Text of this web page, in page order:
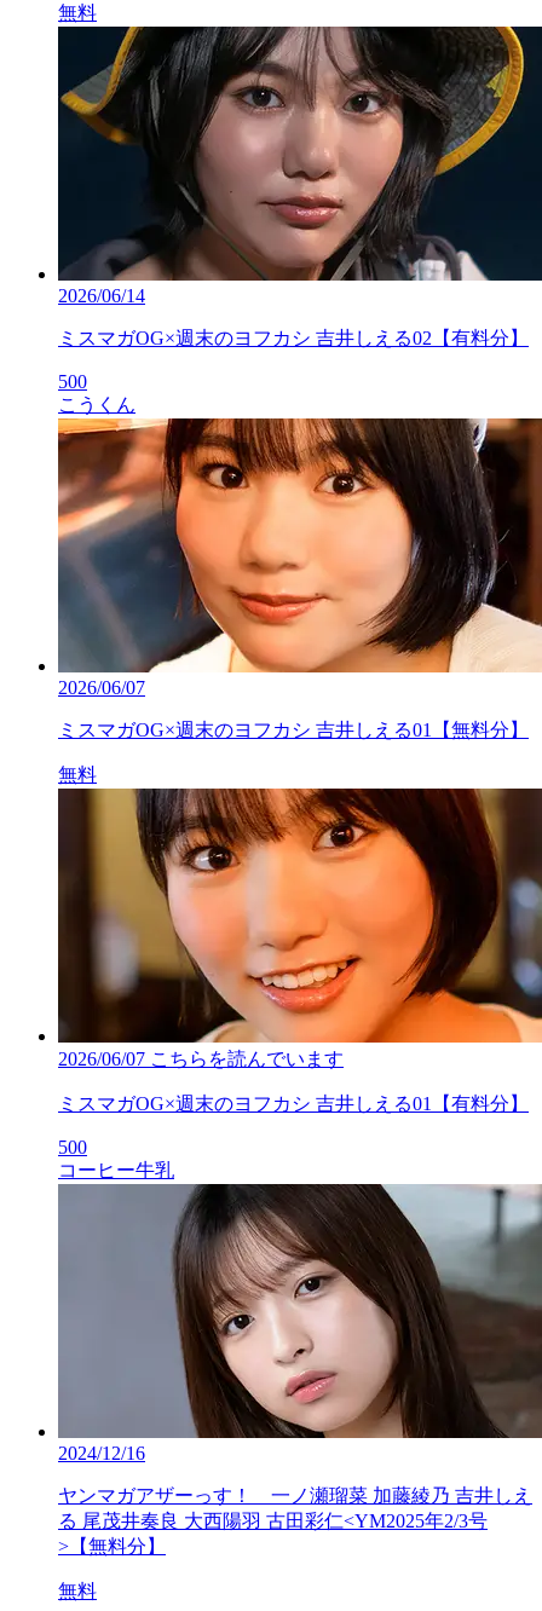
無料
2026/06/14
ミスマガOG×週末のヨフカシ 吉井しえる02【有料分】
500
こうくん
2026/06/07
ミスマガOG×週末のヨフカシ 吉井しえる01【無料分】
無料
2026/06/07 こちらを読んでいます
ミスマガOG×週末のヨフカシ 吉井しえる01【有料分】
500
コーヒー牛乳
2024/12/16
ヤンマガアザーっす！ 一ノ瀬瑠菜 加藤綾乃 吉井しえ
る 尾茂井奏良 大西陽羽 古田彩仁<YM2025年2/3号
>【無料分】
無料